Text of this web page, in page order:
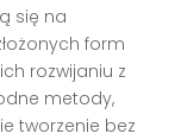
się na
form
rozwijaniu z
metody,
tworzenie bez